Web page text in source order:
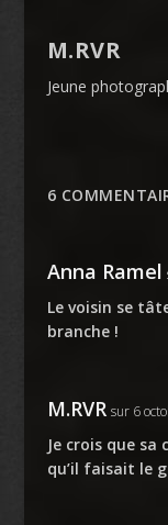
M.RVR
Jeune
6
Anna Ramel
Le voisin se
branche !
M.RVR sur 6
Je crois que
qu’il faisait le